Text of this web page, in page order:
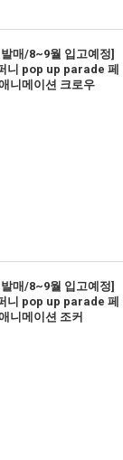
매/8~9월 입고예정]
니 pop up parade 페
니메이션 크로우
매/8~9월 입고예정]
니 pop up parade 페
니메이션 조커